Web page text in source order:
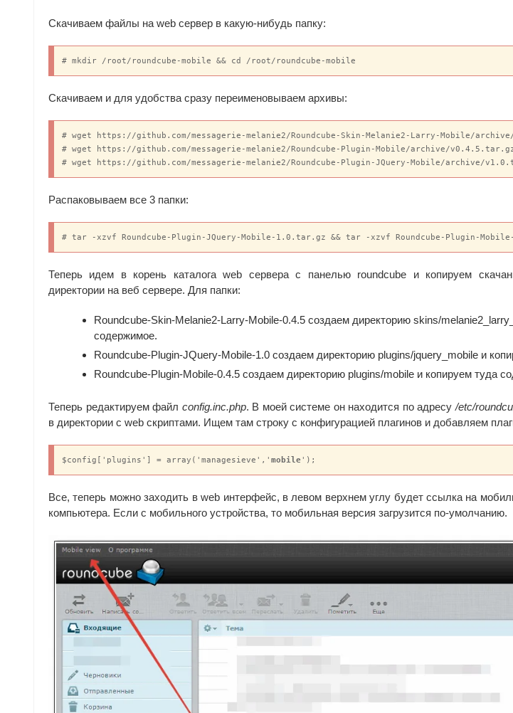
Скачиваем файлы на web сервер в какую-нибудь папку:
# mkdir /root/roundcube-mobile && cd /root/roundcube-mobile
Скачиваем и для удобства сразу переименовываем архивы:
# wget https://github.com/messagerie-melanie2/Roundcube-Skin-Melanie2-Larry-Mobile/
# wget https://github.com/messagerie-melanie2/Roundcube-Plugin-Mobile/archive/
# wget https://github.com/messagerie-melanie2/Roundcube-Plugin-JQuery-Mobile/archive/
Распаковываем все 3 папки:
# tar -xzvf Roundcube-Plugin-JQuery-Mobile-1.0.tar.gz && tar -xzvf Roundcube-Plugin-
Теперь идем в корень каталога web сервера с панелью roundcube и копируем
директории на веб сервере. Для папки:
Roundcube-Skin-Melanie2-Larry-Mobile-0.4.5 создаем директорию skins/
содержимое.
Roundcube-Plugin-JQuery-Mobile-1.0 создаем директорию plugins/jquery_mobile и
Roundcube-Plugin-Mobile-0.4.5 создаем директорию plugins/mobile и копируем туда
Теперь редактируем файл config.inc.php. В моей системе он находится по адресу/etc/
в директории с web скриптами. Ищем там строку с конфигурацией плагинов и добавляем
$config['plugins'] = array('managesieve',' mobile');
Все, теперь можно заходить в web интерфейс, в левом верхнем углу будет ссылка на
компьютера. Если с мобильного устройства, то мобильная версия загрузится по-умолчанию.